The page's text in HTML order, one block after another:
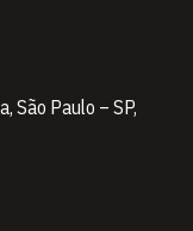
São Paulo – SP,